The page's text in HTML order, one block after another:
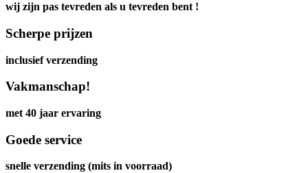
wij zijn pas tevreden als u tevreden bent !
Scherpe prijzen
inclusief verzending
Vakmanschap!
met 40 jaar ervaring
Goede service
snelle verzending (mits in voorraad)